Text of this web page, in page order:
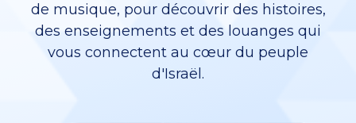
de musique, pour découvrir des histoires,
des enseignements et des louanges qui
vous connectent au cœur du peuple
d'Israël.